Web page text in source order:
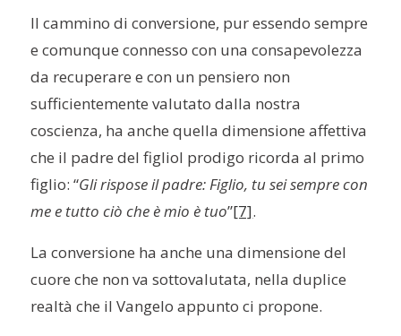
Il cammino di conversione, pur essendo sempre
e comunque connesso con una consapevolezza
da recuperare e con un pensiero non
sufficientemente valutato dalla nostra
coscienza, ha anche quella dimensione affettiva
che il padre del figliol prodigo ricorda al primo
figlio: “Gli rispose il padre: Figlio, tu sei sempre con
me e tutto ciò che è mio è tuo”[7].
La conversione ha anche una dimensione del
cuore che non va sottovalutata, nella duplice
realtà che il Vangelo appunto ci propone.